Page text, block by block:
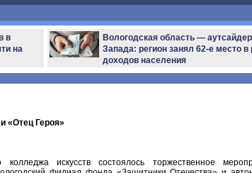
в
на
Вологодская область —
Запада: регион занял 62-е место в
доходов населения
«Отец Героя»
искусств состоялось торжественное